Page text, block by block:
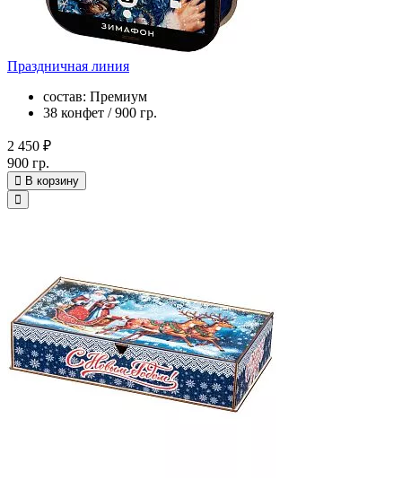
Праздничная линия
состав: Премиум
38 конфет / 900 гр.
2 450 ₽
900 гр.
В корзину